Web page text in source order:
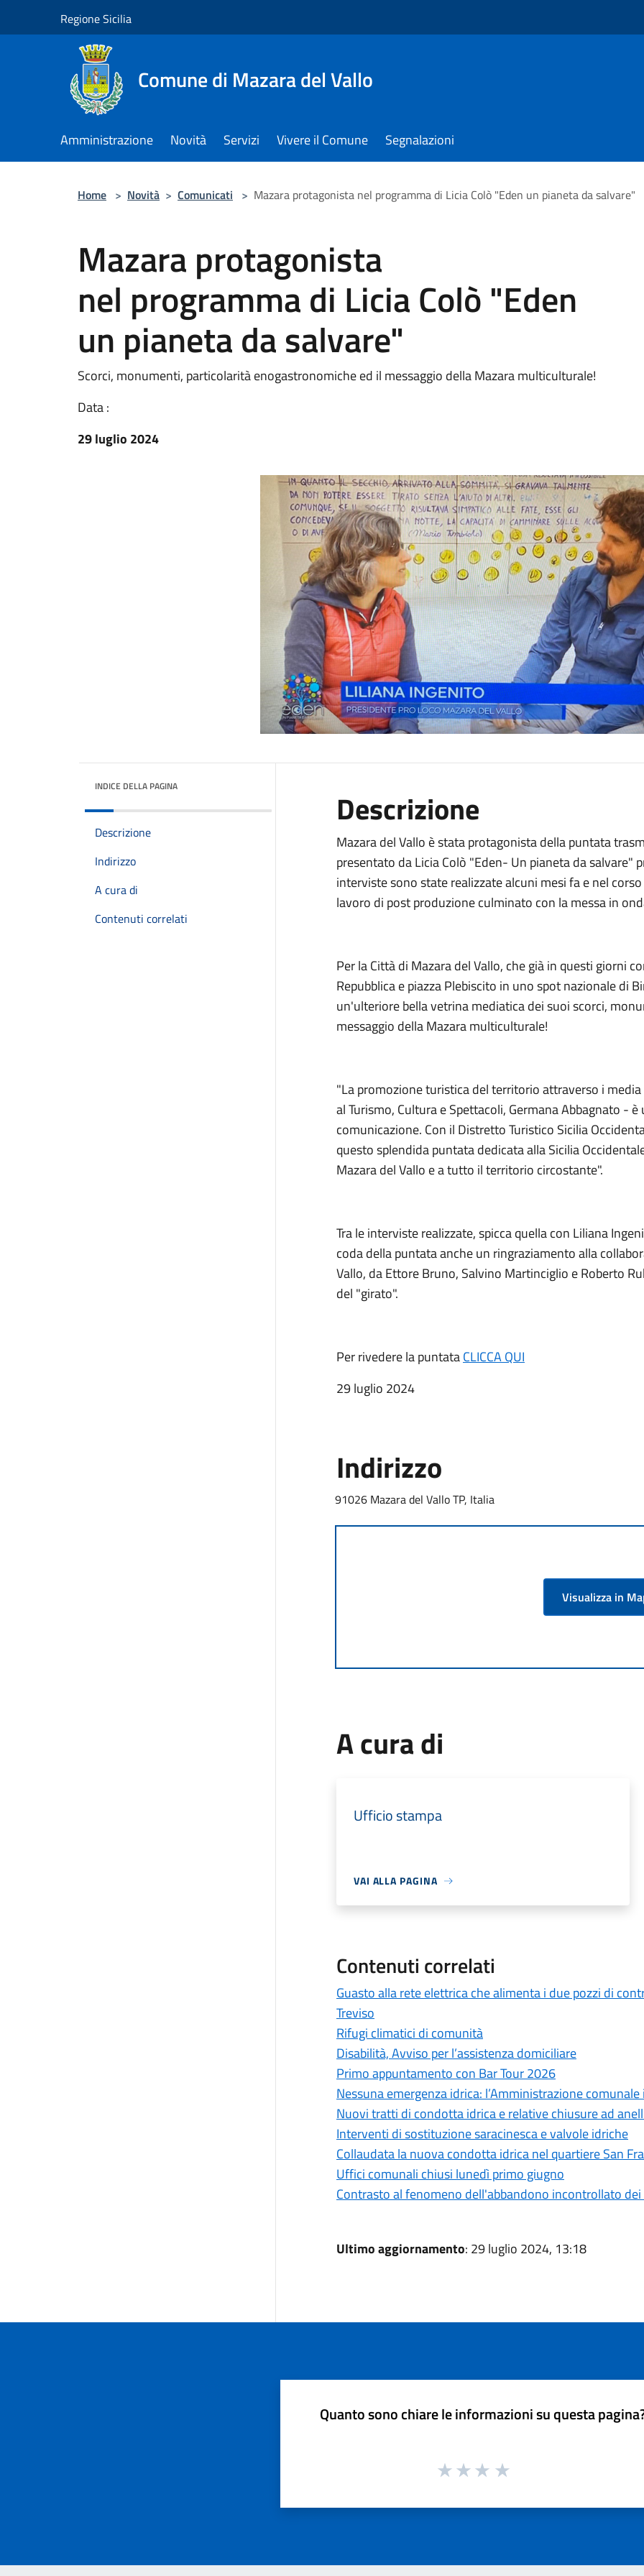
Regione Sicilia
Comune di Mazara del Vallo
Amministrazione Novità Servizi Vivere il Comune Segnalazioni
Home > Novità > Comunicati > Mazara protagonista nel programma di Licia Colò "Eden un pianeta da salvare"
Mazara protagonista
nel programma di Licia Colò "Eden
un pianeta da salvare"
Scorci, monumenti, particolarità enogastronomiche ed il messaggio della Mazara multiculturale!
Data :
29 luglio 2024
INDICE DELLA PAGINA
Descrizione
Indirizzo
A cura di
Contenuti correlati
Descrizione
Mazara del Vallo è stata protagonista della puntata
presentato da Licia Colò "Eden- Un pianeta da salvare"
interviste sono state realizzate alcuni mesi fa e nel
lavoro di post produzione culminato con la messa in
Per la Città di Mazara del Vallo, che già in questi giorni
Repubblica e piazza Plebiscito in uno spot nazionale di
un'ulteriore bella vetrina mediatica dei suoi scorci,
messaggio della Mazara multiculturale!
"La promozione turistica del territorio attraverso i
al Turismo, Cultura e Spettacoli, Germana Abbagnato -
comunicazione. Con il Distretto Turistico Sicilia
questo splendida puntata dedicata alla Sicilia
Mazara del Vallo e a tutto il territorio circostante".
Tra le interviste realizzate, spicca quella con Liliana
coda della puntata anche un ringraziamento alla
Vallo, da Ettore Bruno, Salvino Martinciglio e Roberto
del "girato".
Per rivedere la puntataCLICCA QUI
29 luglio 2024
Indirizzo
91026 Mazara del Vallo TP, Italia
Visualizza in
A cura di
Ufficio stampa
VAI ALLA PAGINA
Contenuti correlati
Guasto alla rete elettrica che alimenta i due pozzi di
Treviso
Rifugi climatici di comunità
Disabilità, Avviso per l’assistenza domiciliare
Primo appuntamento con Bar Tour 2026
Nessuna emergenza idrica: l’Amministrazione
Nuovi tratti di condotta idrica e relative chiusure ad
Interventi di sostituzione saracinesca e valvole idriche
Collaudata la nuova condotta idrica nel quartiere San
Uffici comunali chiusi lunedì primo giugno
Contrasto al fenomeno dell'abbandono incontrollato
Ultimo aggiornamento: 29 luglio 2024, 13:18
Quanto sono chiare le informazioni su questa